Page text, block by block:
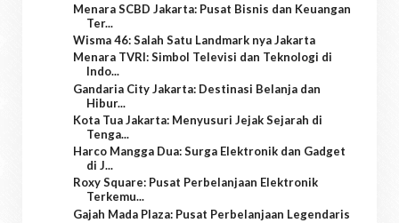
Menara SCBD Jakarta: Pusat Bisnis dan Keuangan
Ter...
Wisma 46: Salah Satu Landmark nya Jakarta
Menara TVRI: Simbol Televisi dan Teknologi di
Indo...
Gandaria City Jakarta: Destinasi Belanja dan
Hibur...
Kota Tua Jakarta: Menyusuri Jejak Sejarah di
Tenga...
Harco Mangga Dua: Surga Elektronik dan Gadget
di J...
Roxy Square: Pusat Perbelanjaan Elektronik
Terkemu...
Gajah Mada Plaza: Pusat Perbelanjaan Legendaris